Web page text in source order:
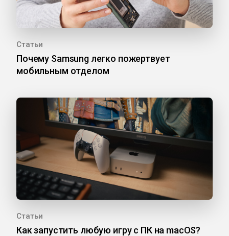
Статьи
Почему Samsung легко пожертвует
мобильным отделом
Статьи
Как запустить любую игру с ПК на macOS?